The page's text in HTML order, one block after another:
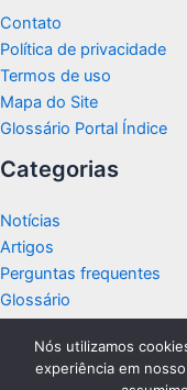
Contato
Política de privacidade
Termos de uso
Mapa do Site
Glossário Portal Índice
Categorias
Notícias
Artigos
Perguntas frequentes
Glossário
Nós utilizamos
experiência em